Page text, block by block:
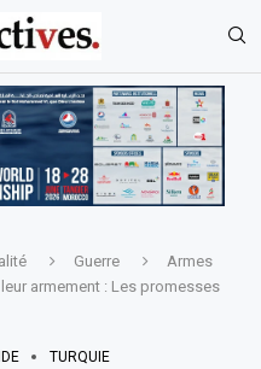
Guerre
Armes
armement : Les promesses
TURQUIE